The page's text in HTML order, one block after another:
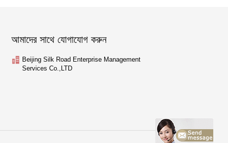
আমাদের সাথে যোগাযোগ করুন
Beijing Silk Road Enterprise Management
Services Co.,LTD